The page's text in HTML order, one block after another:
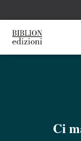
Ci